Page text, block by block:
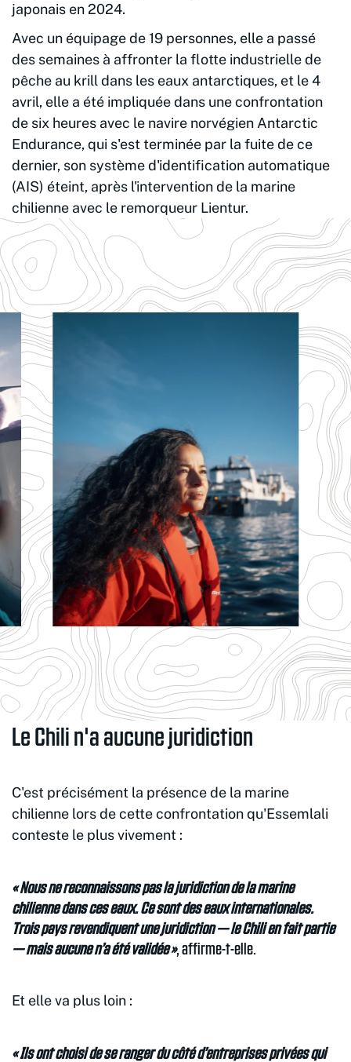
japonais en 2024.
Avec un équipage de 19 personnes, elle a passé
des semaines à affronter la flotte industrielle de
pêche au krill dans les eaux antarctiques, et le 4
avril, elle a été impliquée dans une confrontation
de six heures avec le navire norvégien Antarctic
Endurance, qui s'est terminée par la fuite de ce
dernier, son système d'identification automatique
(AIS) éteint, après l'intervention de la marine
chilienne avec le remorqueur Lientur.
Le Chili n'a aucune juridiction
C'est précisément la présence de la marine
chilienne lors de cette confrontation qu'Essemlali
conteste le plus vivement :
« Nous ne reconnaissons pas la juridiction de la marine
chilienne dans ces eaux. Ce sont des eaux internationales.
Trois pays revendiquent une juridiction — le Chili en fait partie
— mais aucune n’a été validée », affirme-t-elle.
Et elle va plus loin :
« Ils ont choisi de se ranger du côté d’entreprises privées qui